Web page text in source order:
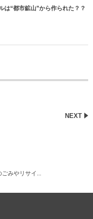
は“都市鉱山”から作られた？？
NEXT
みやリサイ...